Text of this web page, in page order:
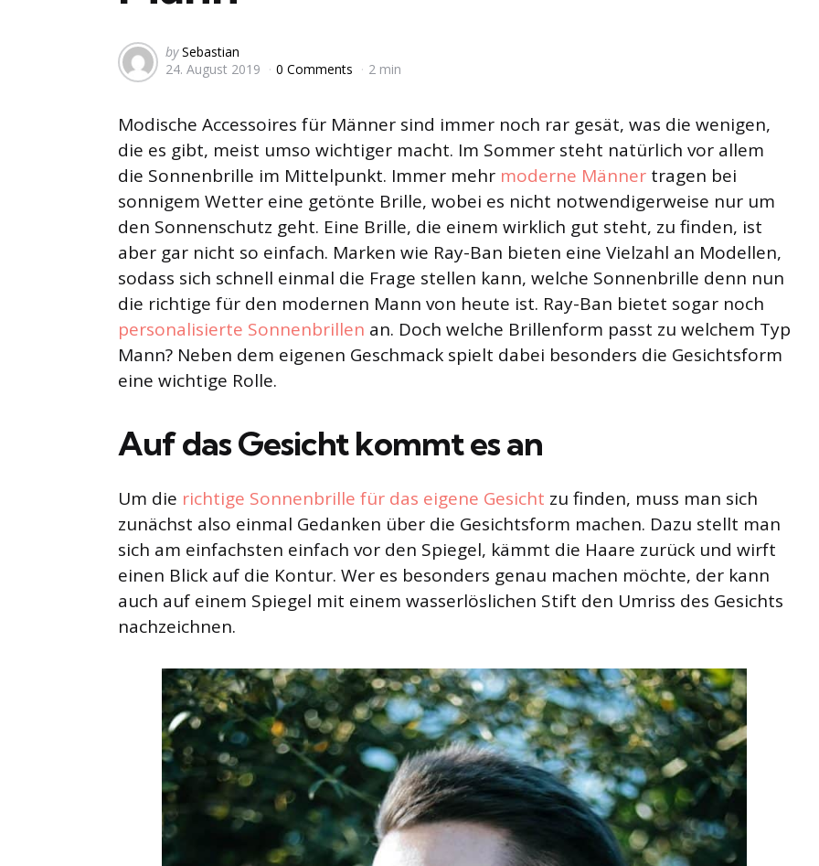
Posted
by
by Sebastian
24. August 2019
0 Comments 2 min
Modische Accessoires für Männer sind immer noch rar gesät, was die wenigen,
die es gibt, meist umso wichtiger macht. Im Sommer steht natürlich vor allem
die Sonnenbrille im Mittelpunkt. Immer mehr moderne Männer tragen bei
sonnigem Wetter eine getönte Brille, wobei es nicht notwendigerweise nur um
den Sonnenschutz geht. Eine Brille, die einem wirklich gut steht, zu finden, ist
aber gar nicht so einfach. Marken wie Ray-Ban bieten eine Vielzahl an Modellen,
sodass sich schnell einmal die Frage stellen kann, welche Sonnenbrille denn nun
die richtige für den modernen Mann von heute ist. Ray-Ban bietet sogar noch
personalisierte Sonnenbrillen an. Doch welche Brillenform passt zu welchem Typ
Mann? Neben dem eigenen Geschmack spielt dabei besonders die Gesichtsform
eine wichtige Rolle.
Auf das Gesicht kommt es an
Um die richtige Sonnenbrille für das eigene Gesicht zu finden, muss man sich
zunächst also einmal Gedanken über die Gesichtsform machen. Dazu stellt man
sich am einfachsten einfach vor den Spiegel, kämmt die Haare zurück und wirft
einen Blick auf die Kontur. Wer es besonders genau machen möchte, der kann
auch auf einem Spiegel mit einem wasserlöslichen Stift den Umriss des Gesichts
nachzeichnen.